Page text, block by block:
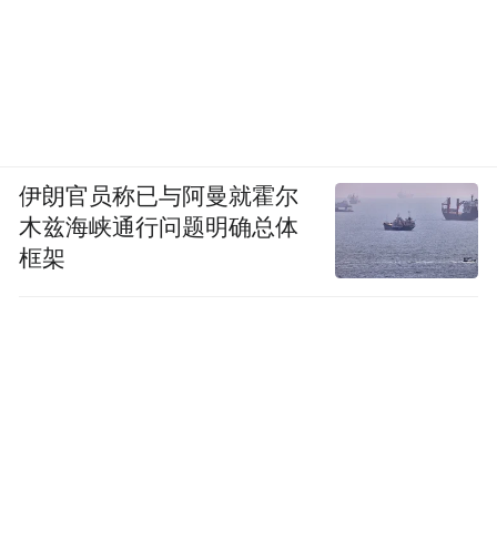
伊朗官员称已与阿曼就霍尔
木兹海峡通行问题明确总体
框架